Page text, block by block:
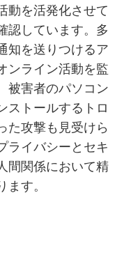
動を活発化させて
認しています。多
知を送りつけるア
ンライン活動を監
被害者のパソコン
ストールするトロ
た攻撃も見受けら
ライバシーとセキ
間関係において精
す。